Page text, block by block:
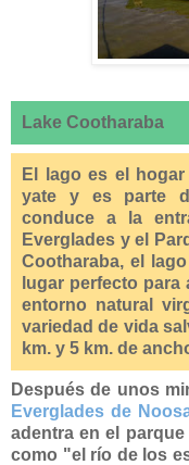
Lake Cootharaba
El lago es el
yate y es parte
conduce a la
Everglades y el
Cootharaba, el
lugar perfecto
entorno natural
variedad de vida
km. y 5 km. de
Después de unos
Everglades de
adentra en el
como "el río de los